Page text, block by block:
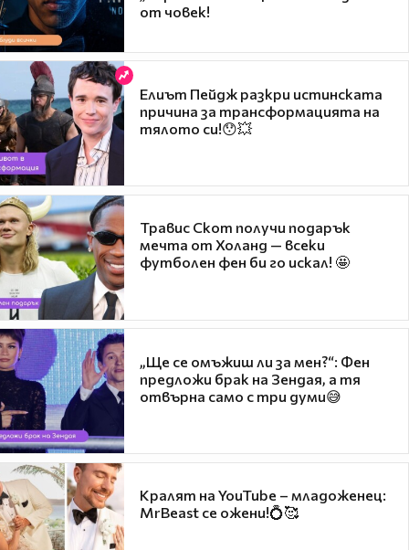
от човек!
Елиът Пейдж разкри истинската
причина за трансформацията на
тялото си!😯💥
Травис Скот получи подарък
мечта от Холанд — всеки
футболен фен би го искал! 🤩
„Ще се омъжиш ли за мен?“: Фен
предложи брак на Зендая, а тя
отвърна само с три думи😅
Кралят на YouTube – младоженец:
MrBeast се ожени!💍🥰